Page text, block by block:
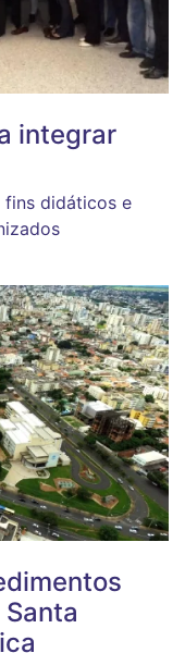
integrar
fins didáticos e